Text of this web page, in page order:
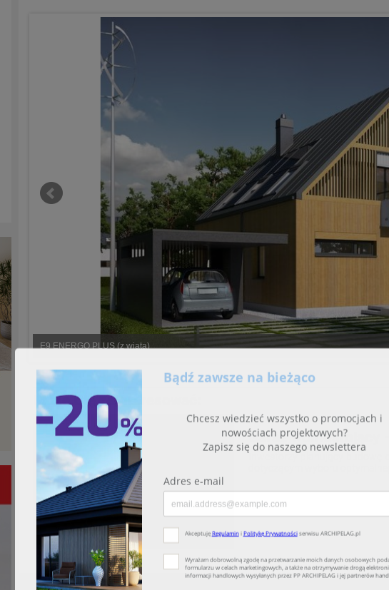
E9 ENERGO PLUS (z wiatą)
Może Cię zainteresować:
Garaż wolnostojący
Inwestorzy planujący budowę
dotyczącym wyboru